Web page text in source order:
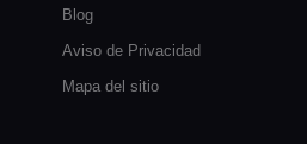
Blog
Aviso de Privacidad
Mapa del sitio